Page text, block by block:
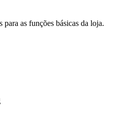
para as funções básicas da loja.